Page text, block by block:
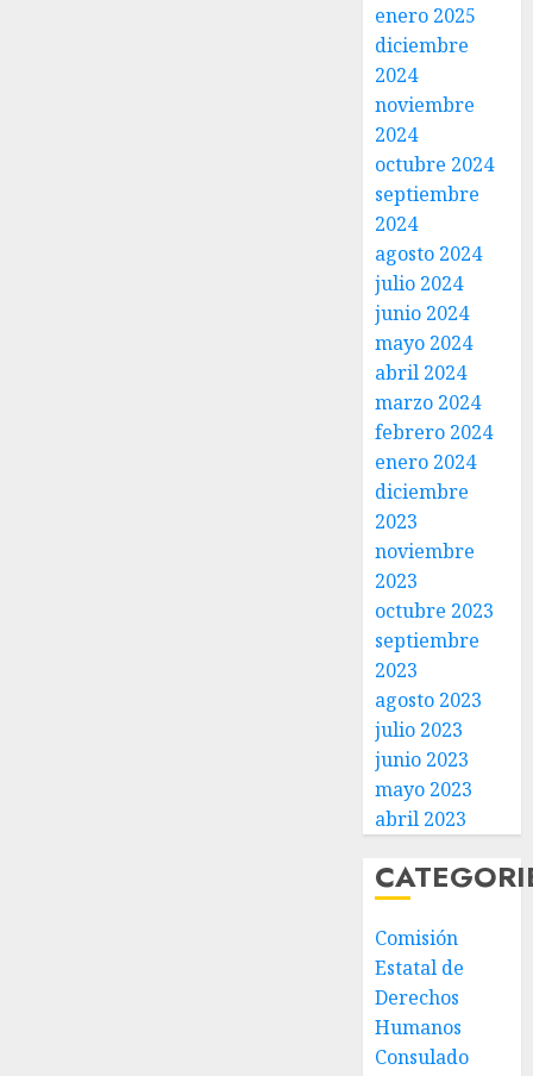
enero 2025
diciembre
2024
noviembre
2024
octubre 2024
septiembre
2024
agosto 2024
julio 2024
junio 2024
mayo 2024
abril 2024
marzo 2024
febrero 2024
enero 2024
diciembre
2023
noviembre
2023
octubre 2023
septiembre
2023
agosto 2023
julio 2023
junio 2023
mayo 2023
abril 2023
Comisión
Estatal de
Derechos
Humanos
Consulado